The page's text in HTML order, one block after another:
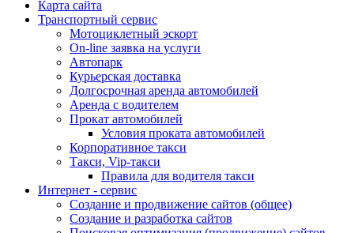
Карта сайта
Транспортный сервис
Мотоциклетный эскорт
On-line заявка на услуги
Автопарк
Курьерская доставка
Долгосрочная аренда автомобилей
Аренда с водителем
Прокат автомобилей
Условия проката автомобилей
Корпоративное такси
Такси, Vip-такси
Правила для водителя такси
Интернет - сервис
Создание и продвижение сайтов (общее)
Создание и разработка сайтов